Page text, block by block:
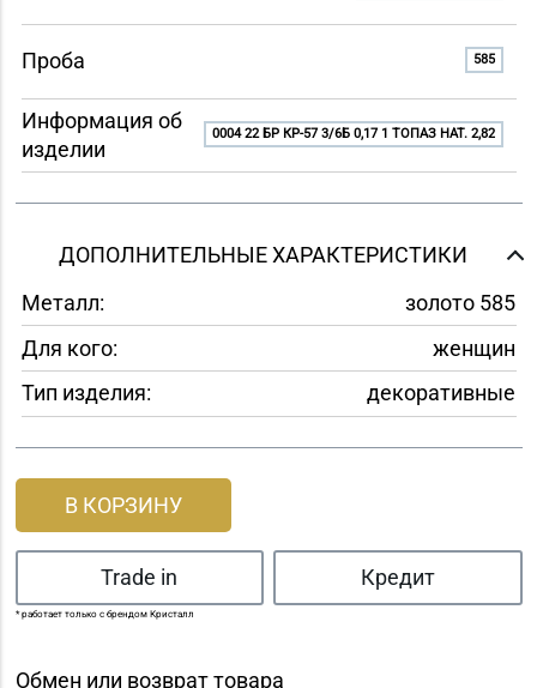
Проба 585
Информация об
изделии
0004 22 БР КР-57 3/6Б 0,17 1 ТОПАЗ НАТ. 2,82
ДОПОЛНИТЕЛЬНЫЕ ХАРАКТЕРИСТИКИ
Металл:
золото 585
Для кого:
женщин
Тип изделия:
декоративные
В КОРЗИНУ
Trade in Кредит
* работает только с брендом Кристалл
Обмен или возврат товара